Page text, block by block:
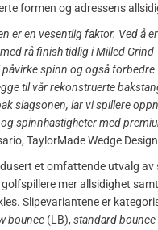
formen og adressens
er en vesentlig faktor. Ved å
rå finish tidlig i Milled Grind-
spinn og også forbedre
til vår rekonstruerte
slagsonen, lar vi spillere
spinnhastigheter med
TaylorMade Wedge
et omfattende utvalg av
mer allsidighet
Slipevariantene er
bounce (LB), standard bounce